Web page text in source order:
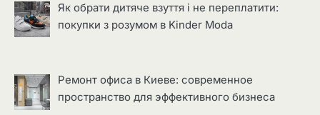
Як обрати дитяче взуття і не переплатити:
покупки з розумом в Kinder Moda
Ремонт офиса в Киеве: современное
пространство для эффективного бизнеса